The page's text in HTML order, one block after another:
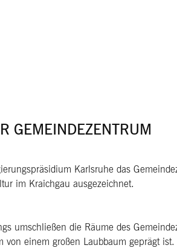
GEMEINDEZENTRUM
Karlsruhe das
im Kraichgau ausgezeichnet.
umschließen die Räume des
einem großen Laubbaum geprägt